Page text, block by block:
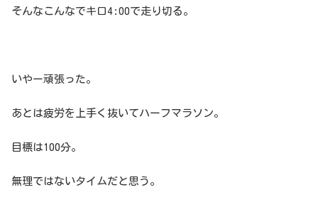
そんなこんなでキロ4:00で走り切る。
いやー頑張った。
あとは疲労を上手く抜いてハーフマラソン。
目標は100分。
無理ではないタイムだと思う。